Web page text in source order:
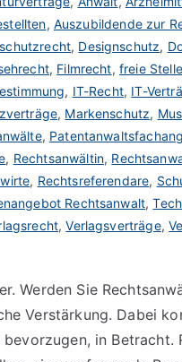
, Auszubildende zur
, Designschutz,
, Filmrecht, freie Stelle
, IT-Recht, IT-
, Markenschutz,
,
, Rechtsanwältin,
, Rechtsreferendare,
Rechtsanwalt,
,Verlagsverträge,
Werden Sie
Verstärkung. Dabei
in Betracht.